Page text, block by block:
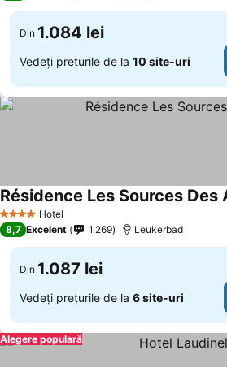
Din 1.084 lei
Vedeți prețurile de la 10 site-uri
4 Stele Hotel
Résidence Les Sources Des
8,7 Excelent 1.269 Leukerbad
Din 1.087 lei
Vedeți prețurile de la 6 site-uri
Alegere populară